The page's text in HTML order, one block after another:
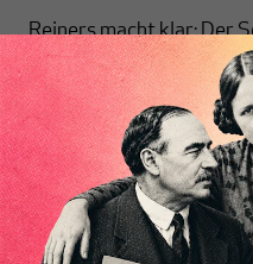
Inhaltsverzeichnis
Reiners macht klar: Der
sondern das Fundament
zukunftsfähigen
Demokratisierung die
Gefahren von
Ein Buch für alle, die
Sozialstaat nicht nur